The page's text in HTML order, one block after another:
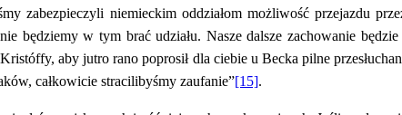
zabezpieczyli niemieckim oddziałom możliwość przejazdu
będziemy w tym brać udziału. Nasze dalsze zachowanie
aby jutro rano poprosił dla ciebie u Becka pilne
całkowicie stracilibyśmy zaufanie”[15].